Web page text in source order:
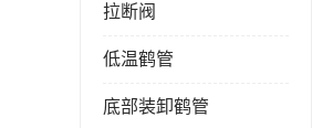
拉断阀
低温鹤管
底部装卸鹤管